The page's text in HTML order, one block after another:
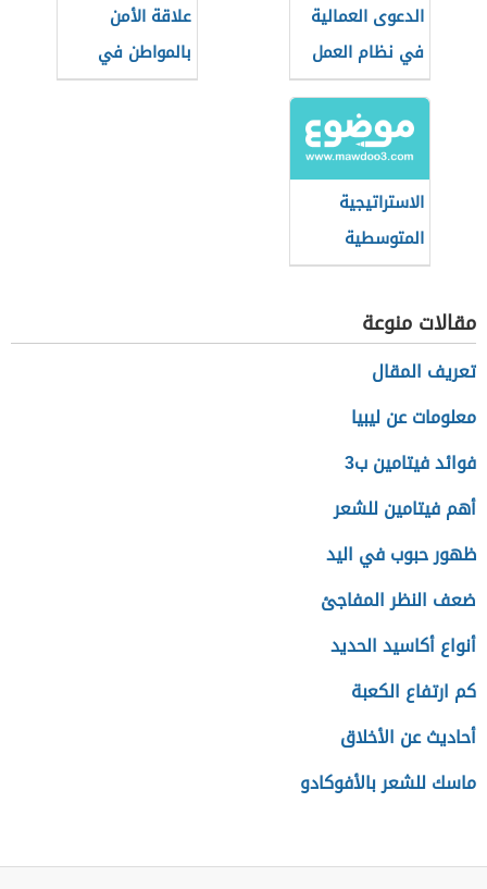
الدعوى العمالية
في نظام العمل
السعودي
علاقة الأمن
بالمواطن في
بعدها الاجتماعي
الاستراتيجية
المتوسطية
للتنمية
المستدامة
مقالات منوعة
تعريف المقال
معلومات عن ليبيا
فوائد فيتامين ب3
أهم فيتامين للشعر
ظهور حبوب في اليد
ضعف النظر المفاجئ
أنواع أكاسيد الحديد
كم ارتفاع الكعبة
أحاديث عن الأخلاق
ماسك للشعر بالأفوكادو